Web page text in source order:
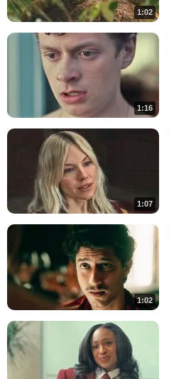
1:02
1:16
1:07
1:02